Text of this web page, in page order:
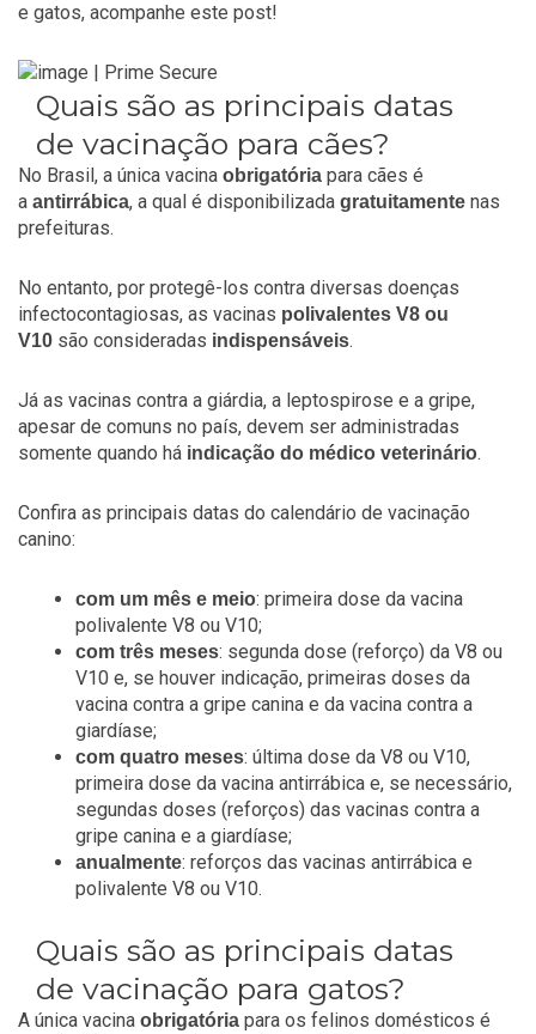
e gatos, acompanhe este post!
Quais são as principais datas
de vacinação para cães?
No Brasil, a única vacina obrigatória para cães é
a antirrábica, a qual é disponibilizada gratuitamente nas
prefeituras.
No entanto, por protegê-los contra diversas doenças
infectocontagiosas, as vacinas polivalentes V8 ou
V10 são consideradas indispensáveis.
Já as vacinas contra a giárdia, a leptospirose e a gripe,
apesar de comuns no país, devem ser administradas
somente quando há indicação do médico veterinário.
Confira as principais datas do calendário de vacinação
canino:
com um mês e meio: primeira dose da vacina
polivalente V8 ou V10;
com três meses: segunda dose (reforço) da V8 ou
V10 e, se houver indicação, primeiras doses da
vacina contra a gripe canina e da vacina contra a
giardíase;
com quatro meses: última dose da V8 ou V10,
primeira dose da vacina antirrábica e, se necessário,
segundas doses (reforços) das vacinas contra a
gripe canina e a giardíase;
anualmente: reforços das vacinas antirrábica e
polivalente V8 ou V10.
Quais são as principais datas
de vacinação para gatos?
A única vacina obrigatória para os felinos domésticos é